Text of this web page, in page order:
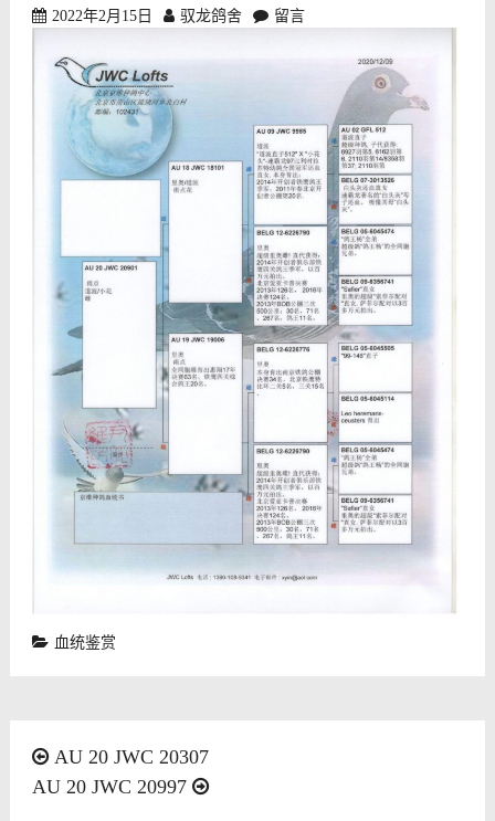
2022年2月15日 驭龙鸽舍 留言
血统鉴赏
文AU 20 JWC 20307
AU 20 JWC 20997